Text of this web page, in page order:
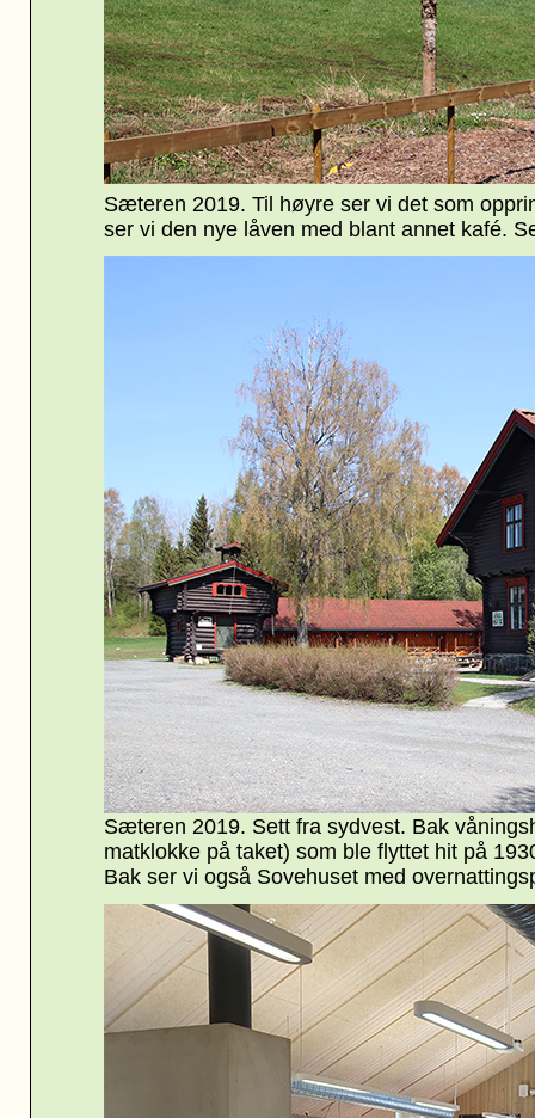
Sæteren 2019. Til høyre ser vi det som
ser vi den nye låven med blant annet kafé.
Sæteren 2019. Sett fra sydvest. Bak
matklokke på taket) som ble flyttet hit på
Bak ser vi også Sovehuset med